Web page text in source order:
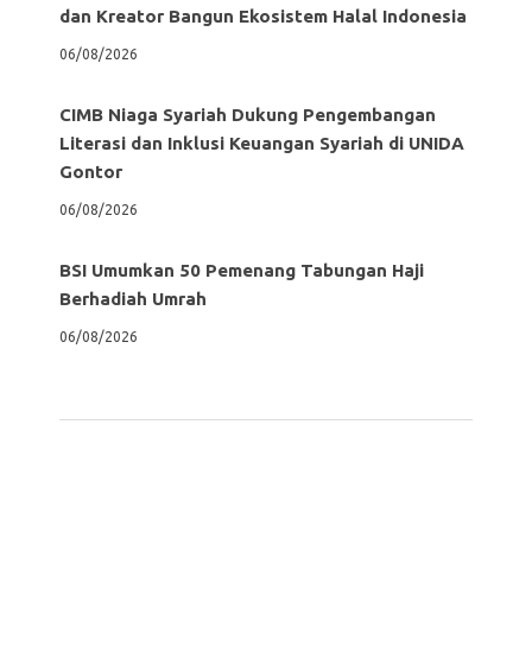
dan Kreator Bangun Ekosistem Halal Indonesia
06/08/2026
CIMB Niaga Syariah Dukung Pengembangan
Literasi dan Inklusi Keuangan Syariah di UNIDA
Gontor
06/08/2026
BSI Umumkan 50 Pemenang Tabungan Haji
Berhadiah Umrah
06/08/2026